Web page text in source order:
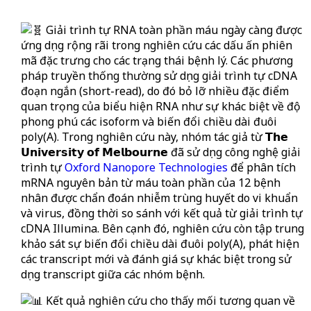
Giải trình tự RNA toàn phần máu ngày càng được
ứng dụng rộng rãi trong nghiên cứu các dấu ấn phiên
mã đặc trưng cho các trạng thái bệnh lý. Các phương
pháp truyền thống thường sử dụng giải trình tự cDNA
đoạn ngắn (short-read), do đó bỏ lỡ nhiều đặc điểm
quan trọng của biểu hiện RNA như sự khác biệt về độ
phong phú các isoform và biến đổi chiều dài đuôi
poly(A). Trong nghiên cứu này, nhóm tác giả từ 𝗧𝗵𝗲
𝗨𝗻𝗶𝘃𝗲𝗿𝘀𝗶𝘁𝘆 𝗼𝗳 𝗠𝗲𝗹𝗯𝗼𝘂𝗿𝗻𝗲 đã sử dụng công nghệ giải
trình tựOxford Nanopore Technologies để phân tích
mRNA nguyên bản từ máu toàn phần của 12 bệnh
nhân được chẩn đoán nhiễm trùng huyết do vi khuẩn
và virus, đồng thời so sánh với kết quả từ giải trình tự
cDNA Illumina. Bên cạnh đó, nghiên cứu còn tập trung
khảo sát sự biến đổi chiều dài đuôi poly(A), phát hiện
các transcript mới và đánh giá sự khác biệt trong sử
dụng transcript giữa các nhóm bệnh.
Kết quả nghiên cứu cho thấy mối tương quan về